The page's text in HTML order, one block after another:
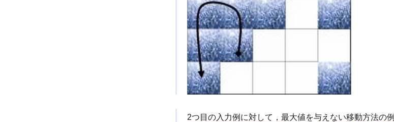
2つ目の入力例に対して，最大値を与えない移動方法の例